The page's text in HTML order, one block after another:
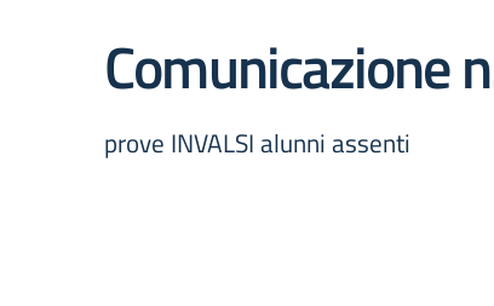
Comunicazione
prove INVALSI alunni assenti